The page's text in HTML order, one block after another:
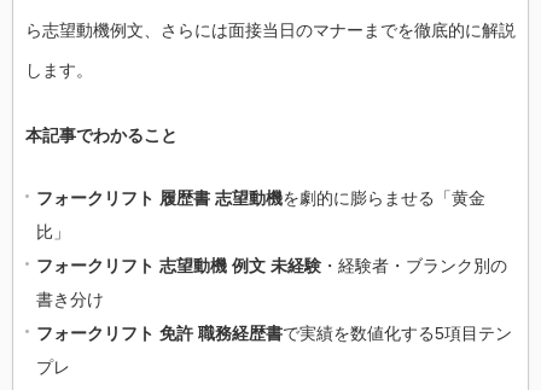
ら志望動機例文、さらには面接当日のマナーまでを徹底的に解説
します。
本記事でわかること
フォークリフト 履歴書 志望動機を劇的に膨らませる「黄金
比」
フォークリフト 志望動機 例文 未経験 ・経験者・ブランク別の
書き分け
フォークリフト 免許 職務経歴書で実績を数値化する5項目テン
プレ